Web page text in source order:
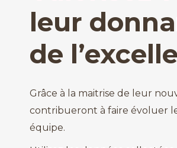
leur
de
Grâce à la maitrise de leur
contribueront à faire évoluer
équipe.